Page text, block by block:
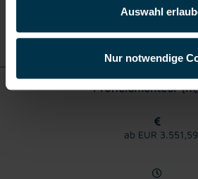
Auswahl
Nur notwendige
anzeigen
Prüffeldmonteur
ab EUR 3.551,59